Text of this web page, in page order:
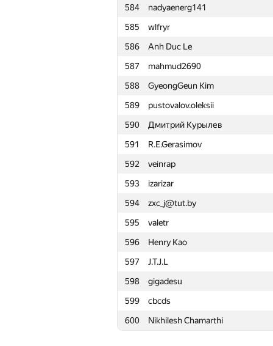
584
nadyaenerg141
585
wlfryr
586
Anh Duc Le
587
mahmud2690
588
GyeongGeun Kim
589
pustovalov.oleksii
590
Дмитрий Курылев
591
R.E.Gerasimov
592
veinrap
593
izarizar
594
zxc_j@tut.by
595
valetr
596
Henry Kao
597
J.T.J.L
598
gigadesu
599
cbcds
600
Nikhilesh Chamarthi
561
Евгения
562
krishnaanaril
563
EA5
564
yevshin
565
hloshkin
566
zimpha
567
MrKaStep
568
Yufan Huang
569
oYASo
570
minhpdn
571
Lerto1L
572
godeeper
573
daniil.kudryavtseff
574
mkovalev34
575
Алексей Колезнев
576
mikefraday
577
wilcot